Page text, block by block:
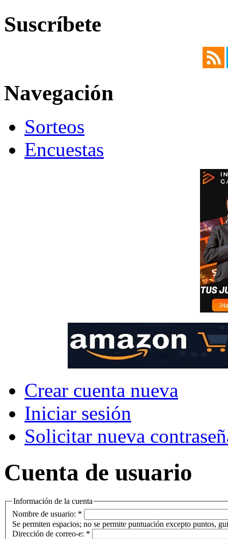
Suscríbete
Navegación
Sorteos
Encuestas
Crear cuenta nueva
Iniciar sesión
Solicitar nueva
Cuenta de usuario
Información de la cuenta
Nombre de usuario: *
Se permiten espacios; no se permite puntuación excepto puntos,
Dirección de correo-e: *